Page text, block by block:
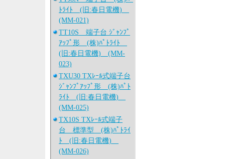
ﾄﾗｲﾄ (旧:春日電機)
(MM-021)
TT10S 端子台 ｼﾞｬﾝﾌﾟ
ｱｯﾌﾟ形 (株)ﾊﾟﾄﾗｲﾄ
(旧:春日電機) (MM-
023)
TXU30 TXﾚｰﾙ式端子台
ｼﾞｬﾝﾌﾟｱｯﾌﾟ形 (株)ﾊﾟﾄ
ﾗｲﾄ (旧:春日電機)
(MM-025)
TX10S TXﾚｰﾙ式端子
台 標準型 (株)ﾊﾟﾄﾗｲ
ﾄ (旧:春日電機)
(MM-026)